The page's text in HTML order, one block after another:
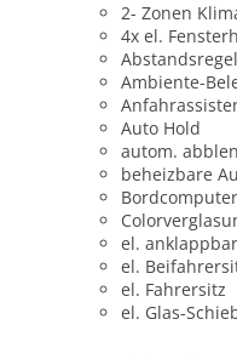
2- Zonen
4x el.
Ambiente-
Auto Hold
autom.
beheizbare
Bordcomputer
el.
el.
el. Fahrersitz
el. Glas-